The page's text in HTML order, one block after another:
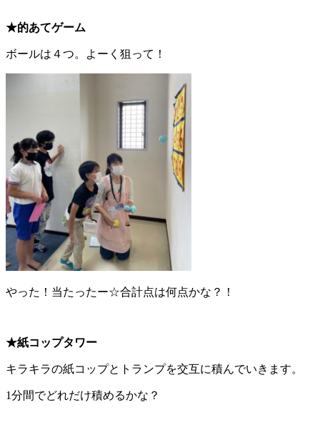
★的あてゲーム
ボールは４つ。よーく狙って！
やった！当たったー☆合計点は何点かな？！
★紙コップタワー
キラキラの紙コップとトランプを交互に積んでいきます。
1分間でどれだけ積めるかな？